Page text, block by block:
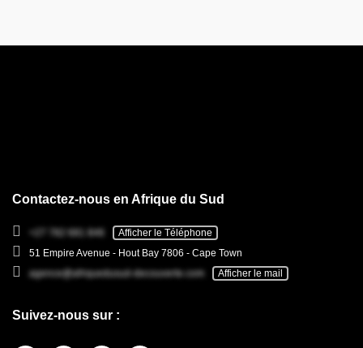
Contactez-nous en Afrique du Sud
+27 782 681 846
Afficher le Téléphone
51 Empire Avenue - Hout Bay 7806 - Cape Town
agence@afriquedusud-decouverte.com
Afficher le mail
Suivez-nous sur :